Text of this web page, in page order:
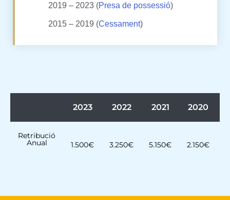
2019 – 2023 (Presa de possessió)
2015 – 2019 (Cessament)
2023 2022 2021 2020
Retribució
Anual 1.500€ 3.250€ 5.150€ 2.150€